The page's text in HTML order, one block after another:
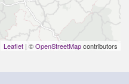
Leaflet | ©OpenStreetMapcontributors